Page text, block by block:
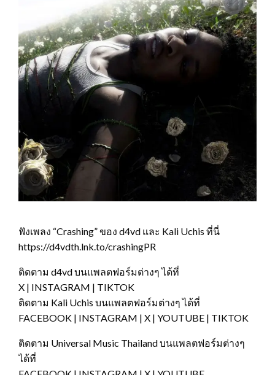
ฟังเพลง “Crashing” ของ d4vd และ Kali Uchis ที่นี่
https://d4vdth.lnk.to/crashingPR
ติดตาม d4vd บนแพลตฟอร์มต่างๆ ได้ที่
X | INSTAGRAM | TIKTOK
ติดตาม Kali Uchis บนแพลตฟอร์มต่างๆ ได้ที่
FACEBOOK | INSTAGRAM | X | YOUTUBE | TIKTOK
ติดตาม Universal Music Thailand บนแพลตฟอร์มต่างๆ
ได้ที่